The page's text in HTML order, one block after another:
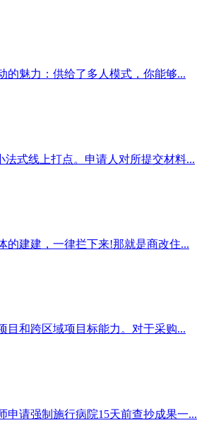
的魅力：供给了多人模式，你能够...
式线上打点。申请人对所提交材料...
的建建，一律拦下来!那就是商改住...
目和跨区域项目标能力。对于采购...
请强制施行病院15天前查抄成果一...